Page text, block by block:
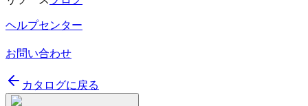
ヘルプセンター
お問い合わせ
カタログに戻る